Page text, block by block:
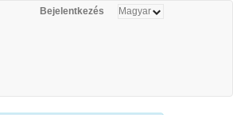
Bejelentkezés